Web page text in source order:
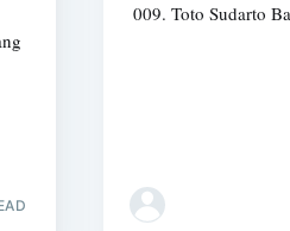
009. Toto Sudarto